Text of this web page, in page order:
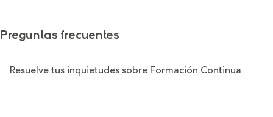
Preguntas frecuentes
Resuelve tus inquietudes sobre Formación Continua